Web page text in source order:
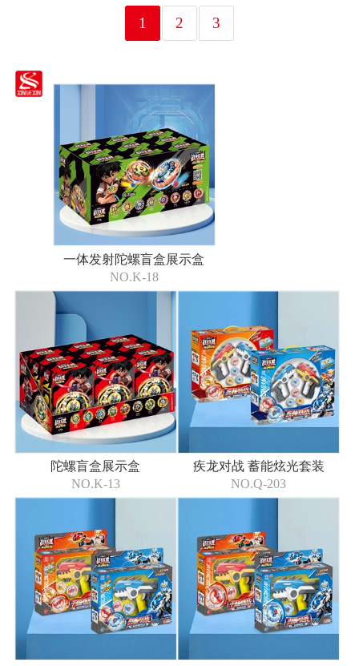
1 2 3
一体发射陀螺盲盒展示盒
NO.K-18
陀螺盲盒展示盒
NO.K-13
疾龙对战 蓄能炫光套装
NO.Q-203